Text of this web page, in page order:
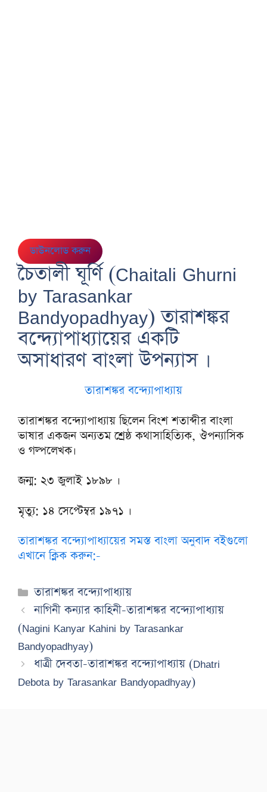
ডাউনলোড করুন
চৈতালী ঘূর্ণি (Chaitali Ghurni
by Tarasankar
Bandyopadhyay) তারাশঙ্কর
বন্দ্যোপাধ্যায়ের একটি
অসাধারণবাংলা উপন্যাস ।
তারাশঙ্কর বন্দ্যোপাধ্যায়
তারাশঙ্কর বন্দ্যোপাধ্যায় ছিলেন বিংশ শতাব্দীর বাংলা
ভাষার একজন অন্যতম শ্রেষ্ঠ কথাসাহিত্যিক, ঔপন্যাসিক
ও গল্পলেখক।
জন্ম: ২৩ জুলাই ১৮৯৮ ।
মৃত্যু: ১৪ সেপ্টেম্বর ১৯৭১ ।
তারাশঙ্কর বন্দ্যোপাধ্যায়ের সমস্ত বাংলা অনুবাদ বইগুলো
এখানে ক্লিক করুন:-
Categories
তারাশঙ্কর বন্দ্যোপাধ্যায়
নাগিনী কন্যার কাহিনী-তারাশঙ্কর বন্দ্যোপাধ্যায়
(Nagini Kanyar Kahini by Tarasankar
Bandyopadhyay)
ধাত্রী দেবতা-তারাশঙ্কর বন্দ্যোপাধ্যায় (Dhatri
Debota by Tarasankar Bandyopadhyay)